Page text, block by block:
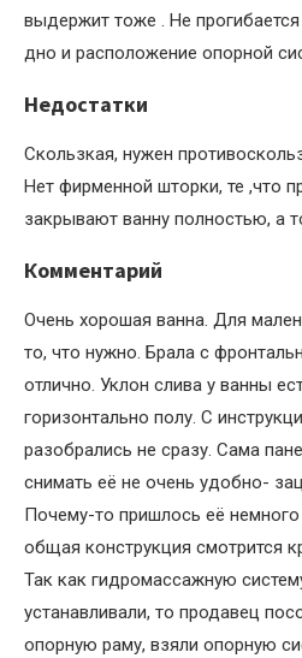
выдержит тоже . Не
дно и расположение опорной
Недостатки
Скользкая, нужен
Нет фирменной шторки, те ,что
закрывают ванну полностью, а
Комментарий
Очень хорошая ванна. Для
то, что нужно. Брала с
отлично. Уклон слива у ванны
горизонтально полу. С
разобрались не сразу. Сама
снимать её не очень удобно-
Почему-то пришлось её
общая конструкция смотрится
Так как гидромассажную
устанавливали, то продавец
опорную раму, взяли опорную